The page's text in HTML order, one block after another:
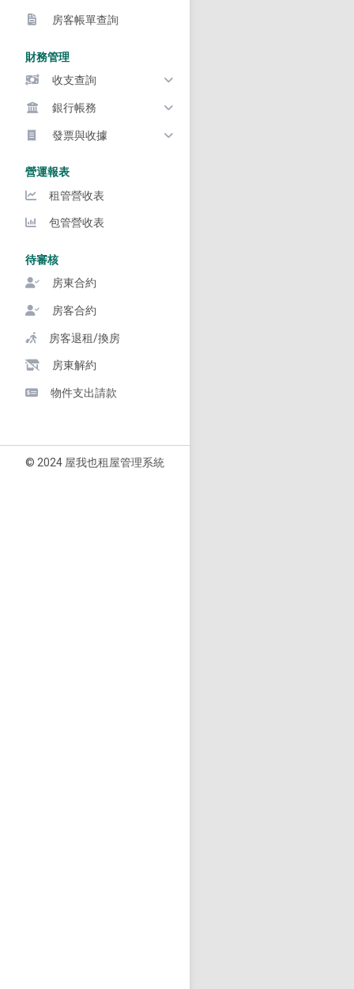
房客帳單查詢
財務管理
收支查詢
銀行帳務
發票與收據
營運報表
租管營收表
包管營收表
待審核
房東合約
房客合約
房客退租/換房
房東解約
物件支出請款
© 2024 屋我也租屋管理系統